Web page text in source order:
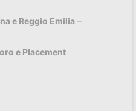
e Reggio Emilia–
e Placement